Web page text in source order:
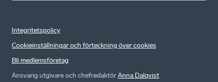
Integritetspolicy
Cookieinställningar och förteckning över cookies
Bli medlemsföretag
Ansvarig utgivare och chefredaktörAnna Dalqvist